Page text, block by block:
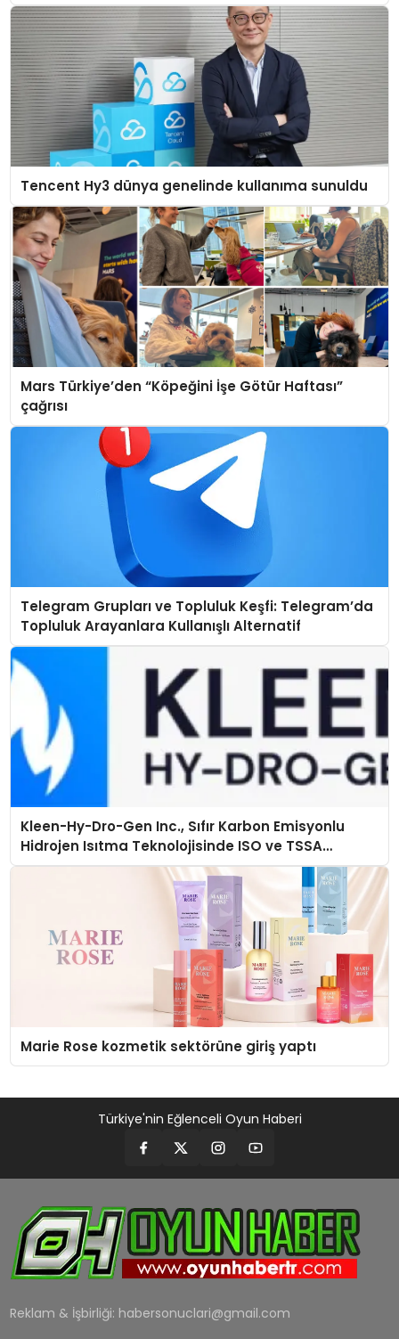
Tencent Hy3 dünya genelinde kullanıma sunuldu
Mars Türkiye’den “Köpeğini İşe Götür Haftası”
çağrısı
Telegram Grupları ve Topluluk Keşfi: Telegram’da
Topluluk Arayanlara Kullanışlı Alternatif
Kleen-Hy-Dro-Gen Inc., Sıfır Karbon Emisyonlu
Hidrojen Isıtma Teknolojisinde ISO ve TSSA
Düzenleyici Onaylarını Aldı
Marie Rose kozmetik sektörüne giriş yaptı
Türkiye'nin Eğlenceli Oyun Haberi
Reklam & İşbirliği: habersonuclari@gmail.com